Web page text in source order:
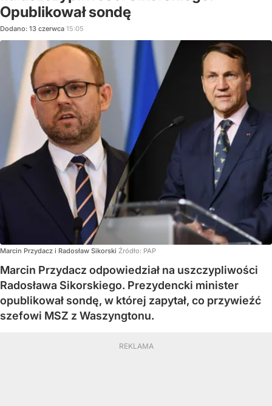
Opublikował sondę
Dodano: 13 czerwca 15:05
Marcin Przydacz i Radosław Sikorski Źródło: PAP
Marcin Przydacz odpowiedział na uszczypliwości
Radosława Sikorskiego. Prezydencki minister
opublikował sondę, w której zapytał, co przywieźć
szefowi MSZ z Waszyngtonu.